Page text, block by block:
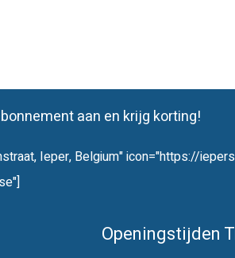
aan en krijg korting!
Ieper, Belgium" icon="https://
Openingstijden